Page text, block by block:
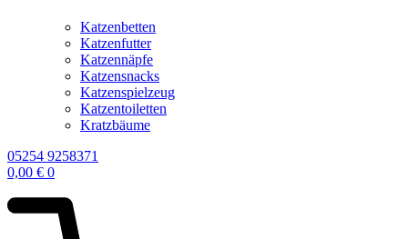
Katzenbetten
Katzenfutter
Katzennäpfe
Katzensnacks
Katzenspielzeug
Katzentoiletten
Kratzbäume
05254 9258371
0,00 € 0